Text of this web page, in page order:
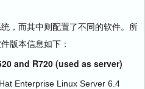
而其中则配置了不同的软件。所
版本信息如下：
and R720 (used as server)
Enterprise Linux Server 6.4